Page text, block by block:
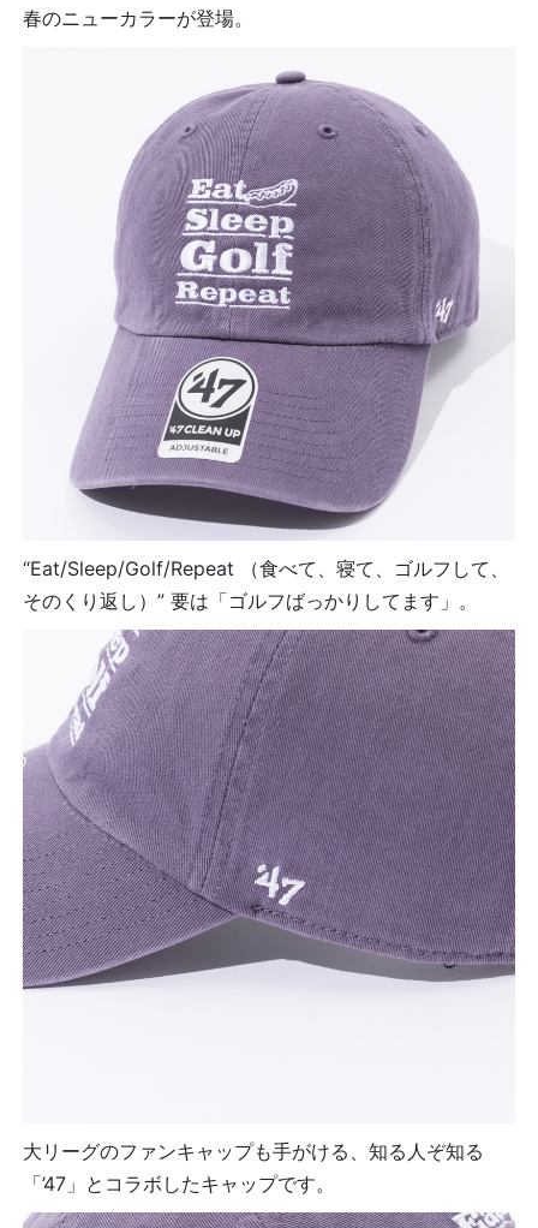
春のニューカラーが登場。
“Eat/Sleep/Golf/Repeat （食べて、寝て、ゴルフして、
そのくり返し）” 要は「ゴルフばっかりしてます」。
大リーグのファンキャップも手がける、知る人ぞ知る
「’47」とコラボしたキャップです。